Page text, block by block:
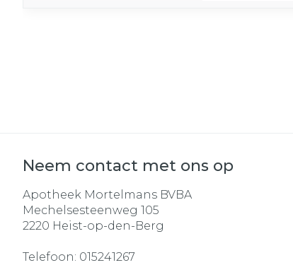
Neem contact met ons op
Apotheek Mortelmans BVBA
Mechelsesteenweg 105
2220 Heist-op-den-Berg
Telefoon: 015241267